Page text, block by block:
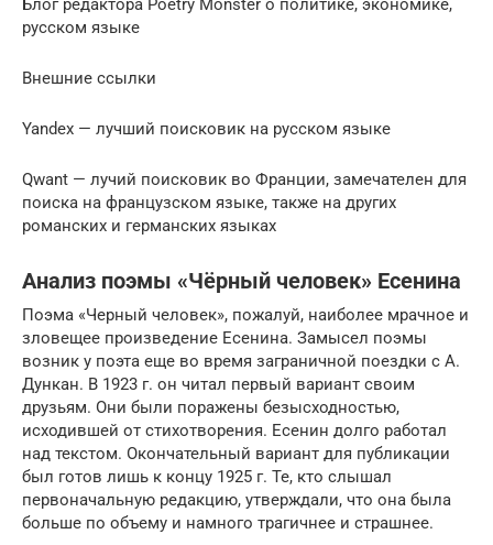
Блог редактора Poetry Monster о политике, экономике,
русском языке
Внешние ссылки
Yandex — лучший поисковик на русском языке
Qwant — лучий поисковик во Франции, замечателен для
поиска на французском языке, также на других
романских и германских языках
Анализ поэмы «Чёрный человек» Есенина
Поэма «Черный человек», пожалуй, наиболее мрачное и
зловещее произведение Есенина. Замысел поэмы
возник у поэта еще во время заграничной поездки с А.
Дункан. В 1923 г. он читал первый вариант своим
друзьям. Они были поражены безысходностью,
исходившей от стихотворения. Есенин долго работал
над текстом. Окончательный вариант для публикации
был готов лишь к концу 1925 г. Те, кто слышал
первоначальную редакцию, утверждали, что она была
больше по объему и намного трагичнее и страшнее.